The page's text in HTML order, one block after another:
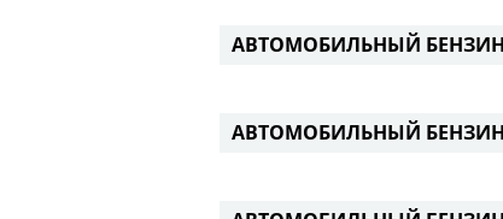
АВТОМОБИЛЬНЫЙ БЕНЗИН
АВТОМОБИЛЬНЫЙ БЕНЗИН